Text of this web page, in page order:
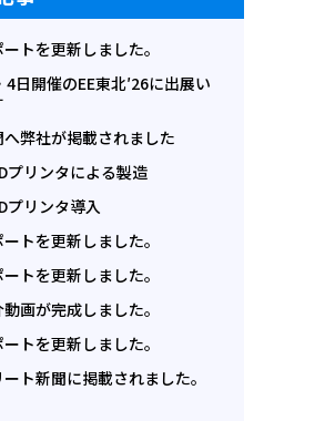
トを更新しました。
4日開催のEE東北′26に出展い
へ弊社が掲載されました
プリンタによる製造
プリンタ導入
トを更新しました。
トを更新しました。
画が完成しました。
トを更新しました。
ト新聞に掲載されました。